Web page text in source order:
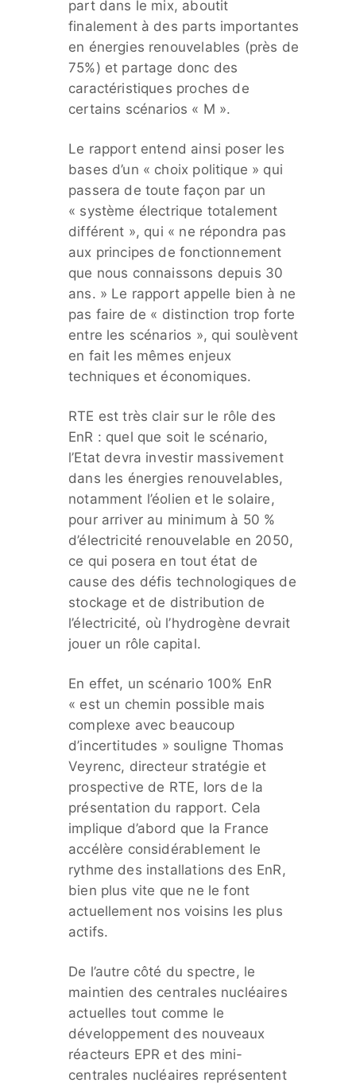
part dans le mix, aboutit
finalement à des parts importantes
en énergies renouvelables (près de
75%) et partage donc des
caractéristiques proches de
certains scénarios « M ».
Le rapport entend ainsi poser les
bases d’un « choix politique » qui
passera de toute façon par un
« système électrique totalement
différent », qui « ne répondra pas
aux principes de fonctionnement
que nous connaissons depuis 30
ans. » Le rapport appelle bien à ne
pas faire de « distinction trop forte
entre les scénarios », qui soulèvent
en fait les mêmes enjeux
techniques et économiques.
RTE est très clair sur le rôle des
EnR : quel que soit le scénario,
l’Etat devra investir massivement
dans les énergies renouvelables,
notamment l’éolien et le solaire,
pour arriver au minimum à 50 %
d’électricité renouvelable en 2050,
ce qui posera en tout état de
cause des défis technologiques de
stockage et de distribution de
l’électricité, où l’hydrogène devrait
jouer un rôle capital.
En effet, un scénario 100% EnR
« est un chemin possible mais
complexe avec beaucoup
d’incertitudes » souligne Thomas
Veyrenc, directeur stratégie et
prospective de RTE, lors de la
présentation du rapport. Cela
implique d’abord que la France
accélère considérablement le
rythme des installations des EnR,
bien plus vite que ne le font
actuellement nos voisins les plus
actifs.
De l’autre côté du spectre, le
maintien des centrales nucléaires
actuelles tout comme le
développement des nouveaux
réacteurs EPR et des mini-
centrales nucléaires représentent